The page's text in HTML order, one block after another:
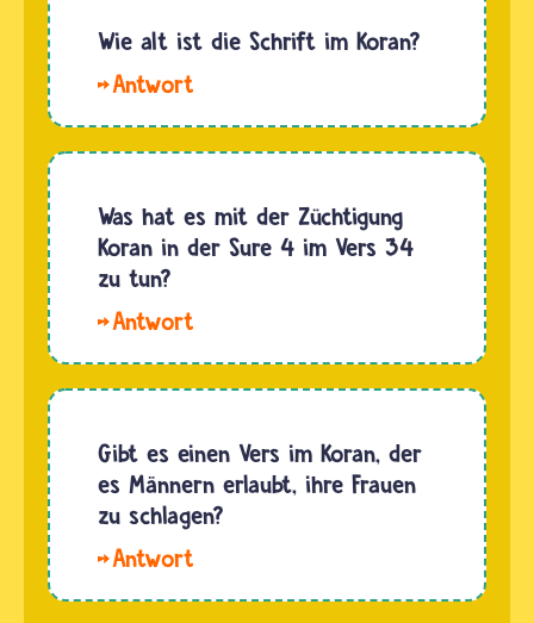
Wie alt ist die Schrift im Koran?
arabische
hat sich
über
viele
immer
weiterentwickelt
und
Natürlich
ist die…
Was hat es mit der Züchtigung
Koran in der Sure 4 im Vers 34
zu tun?
Vers 34
Sure 4
im Koran
gibt dem
Ehemann
nicht das
Recht,
Gibt es einen Vers im Koran, der
es Männern erlaubt, ihre Frauen
zu schlagen?